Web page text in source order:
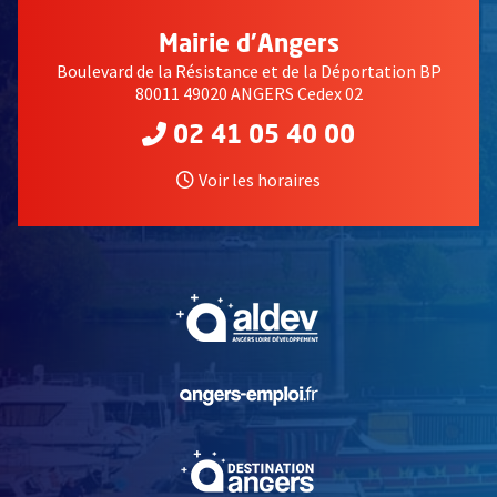
Mairie d'Angers
Boulevard de la Résistance et de la Déportation BP
80011 49020 ANGERS Cedex 02
02 41 05 40 00
Voir les horaires
, Ouvre une nouvelle